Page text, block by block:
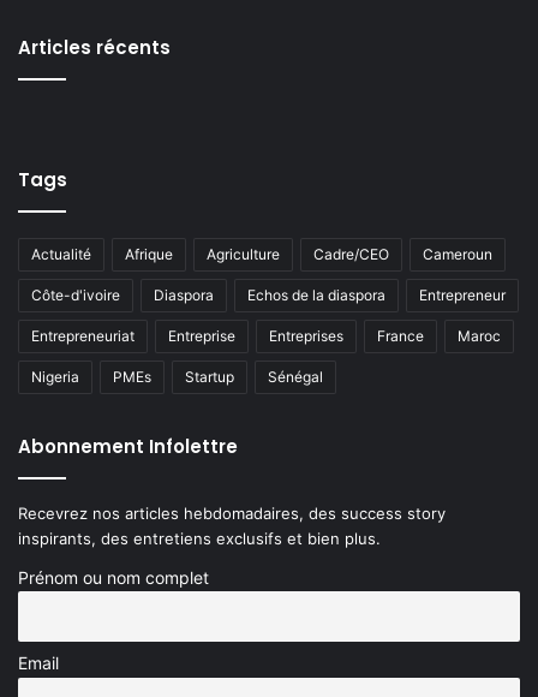
Articles récents
Tags
Actualité Afrique Agriculture Cadre/CEO Cameroun
Côte-d'ivoire Diaspora Echos de la diaspora Entrepreneur
Entrepreneuriat Entreprise Entreprises France Maroc
Nigeria PMEs Startup Sénégal
Abonnement Infolettre
Recevrez nos articles hebdomadaires, des success story
inspirants, des entretiens exclusifs et bien plus.
Prénom ou nom complet
Email